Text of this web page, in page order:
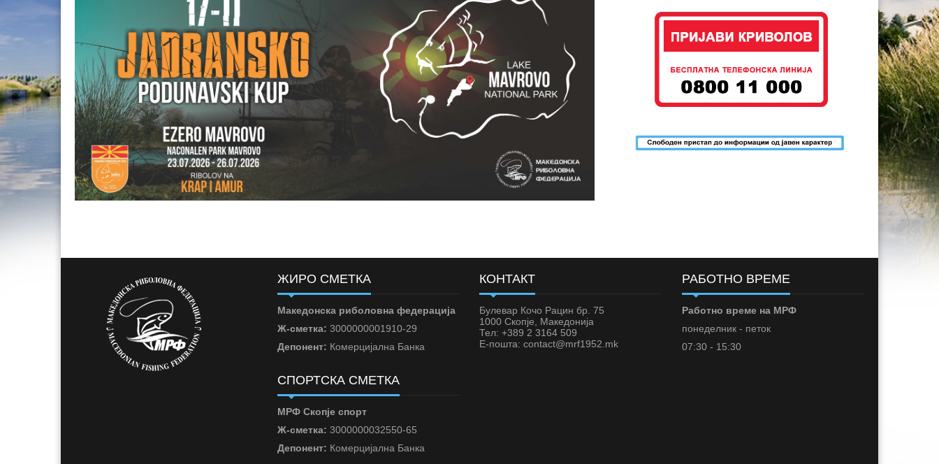
ЖИРО СМЕТКА
Македонска риболовна федерација
Ж-сметка: 3000000001910-29
Депонент: Комерцијална Банка
СПОРТСКА СМЕТКА
МРФ Скопје спорт
Ж-сметка: 3000000032550-65
Депонент: Комерцијална Банка
КОНТАКТ
Булевар Кочо Рацин бр. 75
1000 Скопје, Македонија
Тел: +389 2 3164 509
Е-пошта: contact@mrf1952.mk
РАБОТНО ВРЕМЕ
Работно време на МРФ
понеделник - петок
07:30 - 15:30